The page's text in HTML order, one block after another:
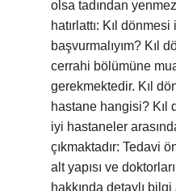
olsa tadından
hatırlattı: Kıl
başvurmalıyım? Kıl
cerrahi bölümüne
gerekmektedir. Kıl
hastane hangisi? Kıl
iyi hastaneler
çıkmaktadır: Tedavi
alt yapısı ve
hakkında detaylı